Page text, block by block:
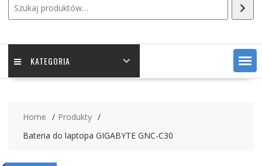
KATEGORIA
Home
Produkty
Bateria do laptopa GIGABYTE GNC-C30